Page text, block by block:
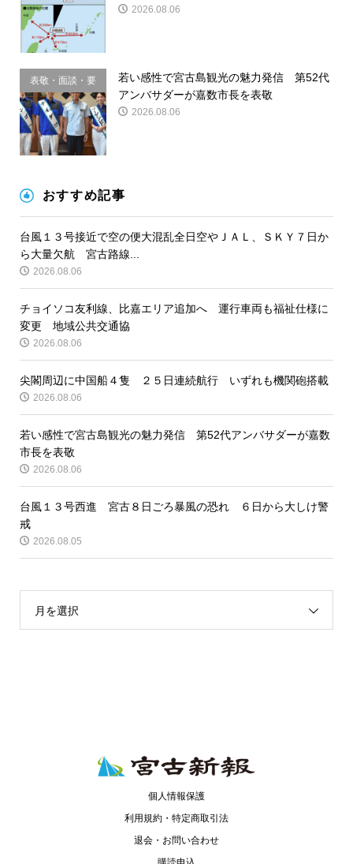
2026.08.06
表敬・面談・要
請
若い感性で宮古島観光の魅力発信 第52代
アンバサダーが嘉数市長を表敬
2026.08.06
おすすめ記事
台風１３号接近で空の便大混乱全日空やＪＡＬ、ＳＫＹ７日か
ら大量欠航 宮古路線...
2026.08.06
チョイソコ友利線、比嘉エリア追加へ 運行車両も福祉仕様に
変更 地域公共交通協
2026.08.06
尖閣周辺に中国船４隻 ２５日連続航行 いずれも機関砲搭載
2026.08.06
若い感性で宮古島観光の魅力発信 第52代アンバサダーが嘉数
市長を表敬
2026.08.06
台風１３号西進 宮古８日ごろ暴風の恐れ ６日から大しけ警
戒
2026.08.05
月を選択
個人情報保護
利用規約・特定商取引法
退会・お問い合わせ